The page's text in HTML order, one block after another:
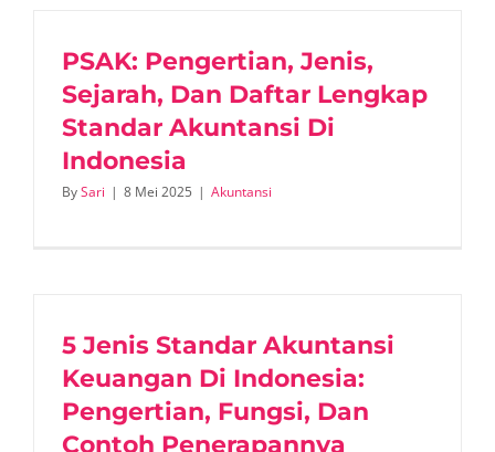
PSAK: Pengertian, Jenis,
Sejarah, Dan Daftar Lengkap
Standar Akuntansi Di
Indonesia
BySari | 8 Mei 2025 | Akuntansi
5 Jenis Standar Akuntansi
Keuangan Di Indonesia:
Pengertian, Fungsi, Dan
Contoh Penerapannya